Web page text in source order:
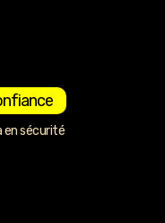
en sécurité